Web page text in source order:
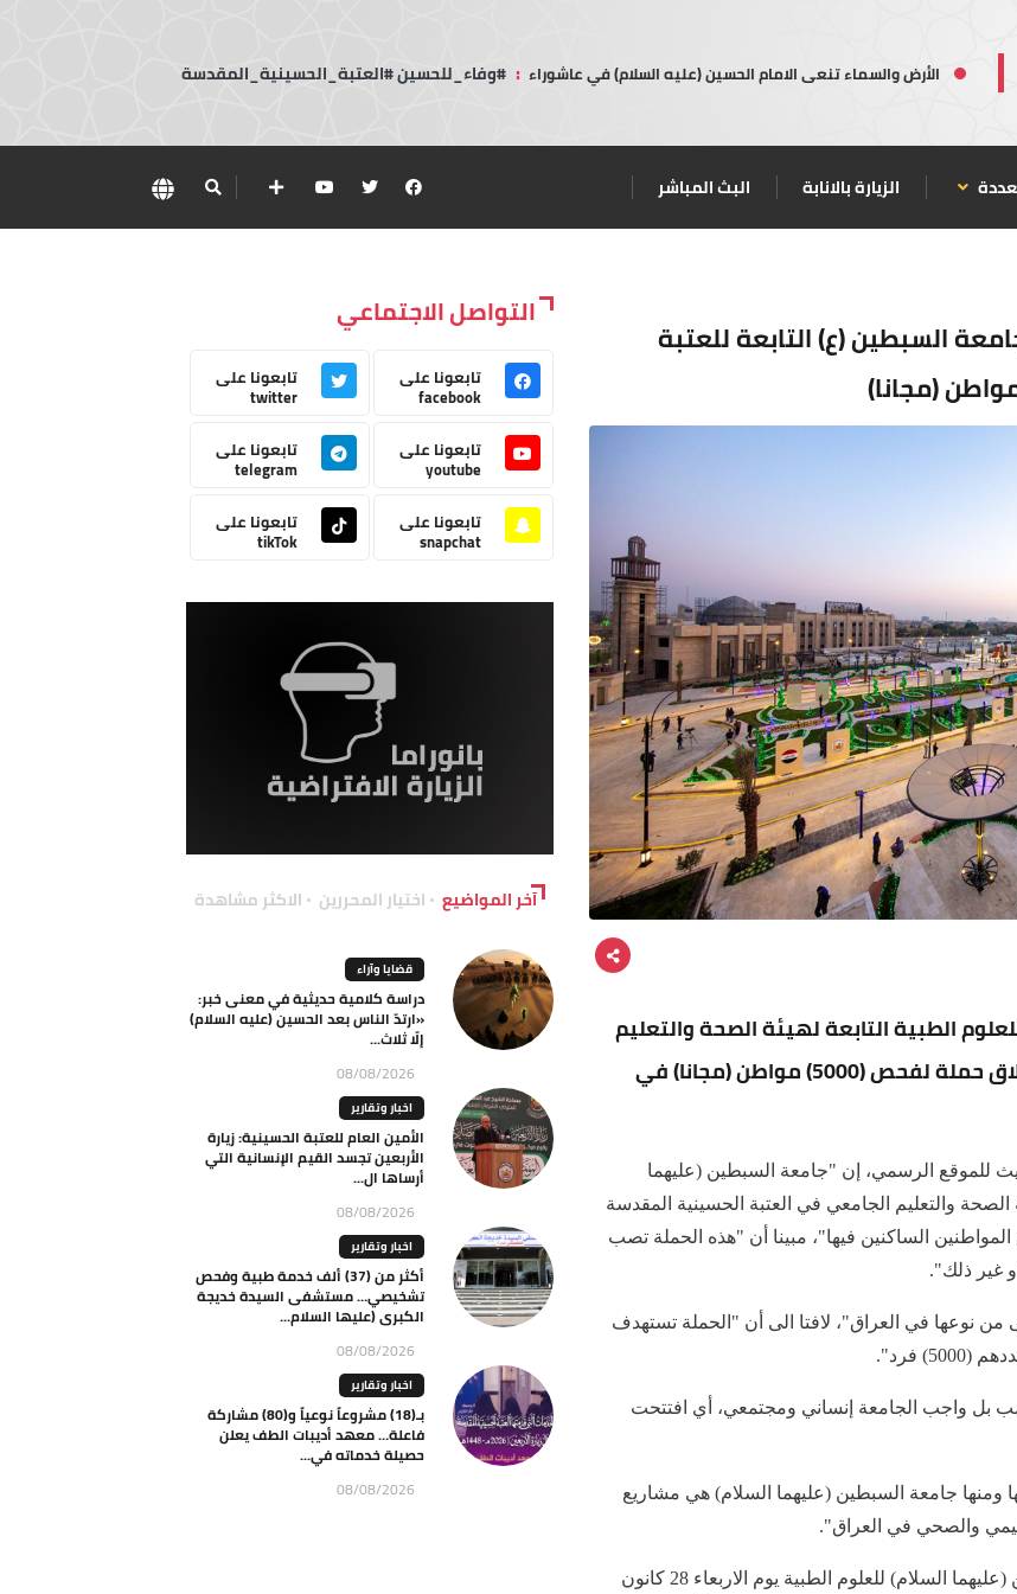
الأرض والسماء تنعى الامام الحسين (عليه السلام) في عاشوراء : #وفاء_للحسين #العتبة_الحسينية_المقدسة
الزيارة بالانابة البث المباشر
السبطين (ع) التابعة للعتبة
الطبية التابعة لهيئة الصحة والتعليم
الجامعي في العتبة الحسينية المقدسة، عن اطلاق حملة لفحص (5000) مواطن (مجانا) في
للموقع الرسمي، إن "جامعة السبطين (عليهما
والتعليم الجامعي في العتبة الحسينية المقدسة
الساكنين فيها"، مبينا أن "هذه الحملة تصب
غير ذلك".
من نوعها في العراق"، لافتا الى أن "الحملة تستهدف
فرد".
بل واجب الجامعة إنساني ومجتمعي، أي افتتحت
ومنها جامعة السبطين (عليهما السلام) هي مشاريع
والصحي في العراق".
يذكر أن العتبة الحسينية المقدسة، افتتحت جامعة السبطين (عليهما السلام) للعلوم الطبية يوم الاربعاء 28 كانون
التواصل الاجتماعي
تابعونا على
facebook
تابعونا على
twitter
تابعونا على
youtube
تابعونا على
telegram
تابعونا على
snapchat
تابعونا على
tikTok
آخر المواضيع اختيار المحررين الاكثر مشاهدة
قضايا وآراء
دراسة كلامية حديثية في معنى خبر:
«ارتدّ الناس بعد الحسين (عليه السلام)
إلّا ثلاث...
08/08/2026
اخبار وتقارير
الأمين العام للعتبة الحسينية: زيارة
الأربعين تجسد القيم الإنسانية التي
أرساها ال...
08/08/2026
اخبار وتقارير
أكثر من (37) ألف خدمة طبية وفحص
تشخيصي… مستشفى السيدة خديجة
الكبرى (عليها السلام...
08/08/2026
اخبار وتقارير
بـ(18) مشروعاً نوعياً و(80) مشاركة
فاعلة… معهد أديبات الطف يعلن
حصيلة خدماته في...
08/08/2026